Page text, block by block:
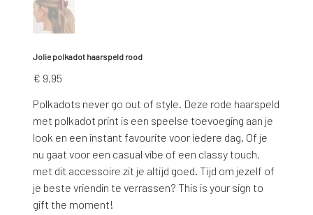
Jolie polkadot haarspeld rood
Prijs
€ 9,95
Polkadots never go out of style. Deze rode haarspeld
met polkadot print is een speelse toevoeging aan je
look en een instant favourite voor iedere dag. Of je
nu gaat voor een casual vibe of een classy touch,
met dit accessoire zit je altijd goed. Tijd om jezelf of
je beste vriendin te verrassen? This is your sign to
gift the moment!